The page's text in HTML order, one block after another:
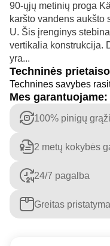
90-ųjų metinių proga
karšto vandens
U. Šis įrenginys
vertikalia konstrukcija.
yra...
Techninės
Technines savybes
Mes garantuojame:
100% pinigų
2 metų kokybės
24/7 pagalba
Greitas